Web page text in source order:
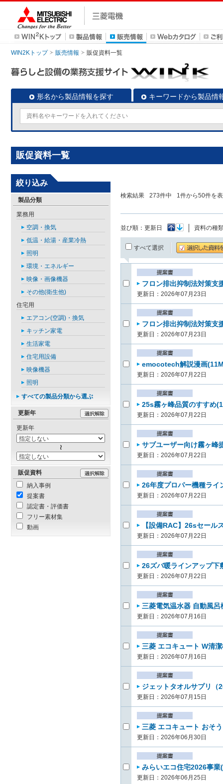
WIN2Kトップ 販売情報 販促資料一覧
形名から製品情報を探す キーワードから製品情
販促資料一覧
検索結果 273件中 1件から50件を
並び順： 更新日 資料の種
すべて選択
フロン排出抑制法対策
更新日：2026年07月23日
フロン排出抑制法対策
更新日：2026年07月23日
emocotech解説漫画
更新日：2026年07月22日
25s霧ヶ峰品質のすすめ
更新日：2026年07月22日
サブユーザー向け霧ヶ峰
更新日：2026年07月22日
26年度プロパー機種ラ
更新日：2026年07月22日
【設備RAC】26sセー
更新日：2026年07月22日
26ズバ暖ラインアップ
更新日：2026年07月22日
三菱電気温水器 自動風
更新日：2026年07月16日
三菱 エコキュート W清
更新日：2026年07月16日
ジェットタオルサプリ
更新日：2026年07月15日
三菱 エコキュート おそ
更新日：2026年06月30日
みらいエコ住宅2026事
更新日：2026年06月25日
絞り込み
製品分類
業務用
空調・換気
低温・給湯・産業冷熱
照明
環境・エネルギー
映像・画像機器
その他(衛生他)
住宅用
エアコン(空調)・換気
キッチン家電
生活家電
住宅用設備
映像機器
照明
すべての製品分類から選ぶ
更新年
更新年
販促資料
納入事例
提案書
認定書・評価書
フリー素材集
動画